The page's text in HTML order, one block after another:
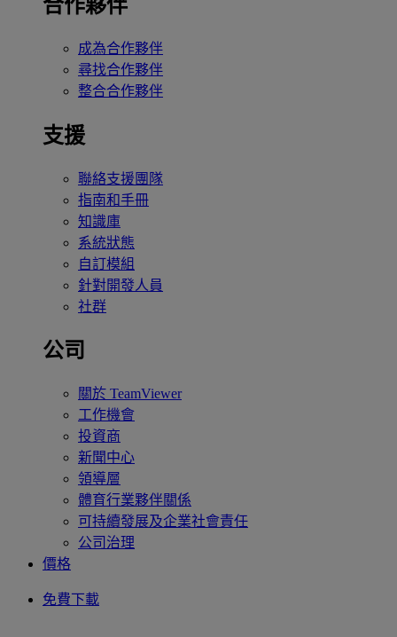
合作夥伴
成為合作夥伴
尋找合作夥伴
整合合作夥伴
支援
聯絡支援團隊
指南和手冊
知識庫
系統狀態
自訂模組
針對開發人員
社群
公司
關於 TeamViewer
工作機會
投資商
新聞中心
領導層
體育行業夥伴關係
可持續發展及企業社會責任
公司治理
價格
免費下載